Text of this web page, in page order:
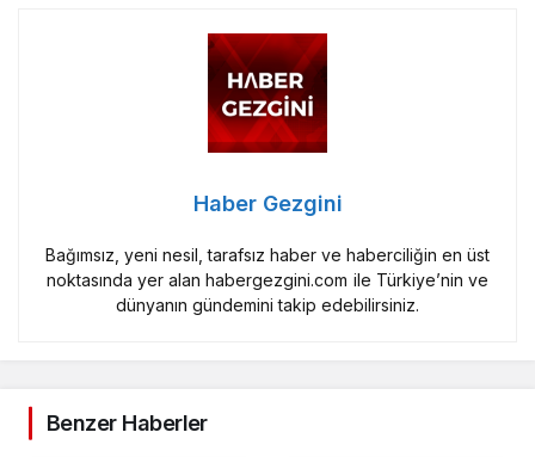
Haber Gezgini
Bağımsız, yeni nesil, tarafsız haber ve haberciliğin en üst
noktasında yer alan habergezgini.com ile Türkiye’nin ve
dünyanın gündemini takip edebilirsiniz.
Benzer Haberler